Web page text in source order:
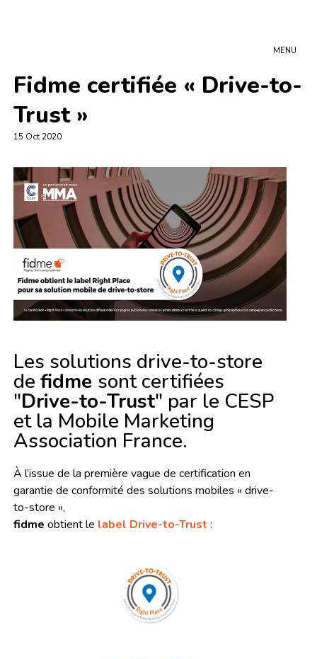
MENU
Fidme certifiée « Drive-to-
Trust »
15 Oct 2020
Les solutions drive-to-store
de fidme sont certifiées
"Drive-to-Trust" par le CESP
et la Mobile Marketing
Association France.
À l’issue de la première vague de certification en
garantie de conformité des solutions mobiles « drive-
to-store »,
fidme obtient le label Drive-to-Trust :